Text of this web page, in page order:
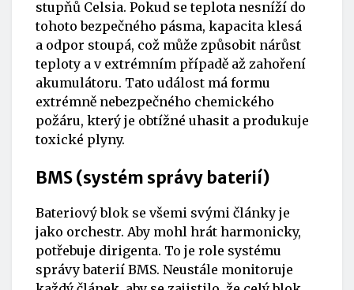
stupňů Celsia. Pokud se teplota nesníží do
tohoto bezpečného pásma, kapacita klesá
a odpor stoupá, což může způsobit nárůst
teploty a v extrémním případě až zahoření
akumulátoru. Tato událost má formu
extrémně nebezpečného chemického
požáru, který je obtížné uhasit a produkuje
toxické plyny.
BMS (systém správy baterií)
Bateriový blok se všemi svými články je
jako orchestr. Aby mohl hrát harmonicky,
potřebuje dirigenta. To je role systému
správy baterií BMS. Neustále monitoruje